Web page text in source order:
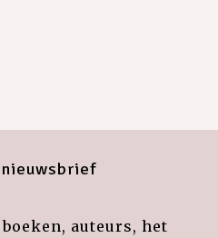
nieuwsbrief
auteurs, het